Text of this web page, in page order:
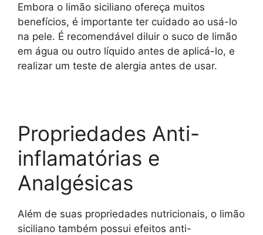
Embora o limão siciliano ofereça muitos
benefícios, é importante ter cuidado ao usá-lo
na pele. É recomendável diluir o suco de limão
em água ou outro líquido antes de aplicá-lo, e
realizar um teste de alergia antes de usar.
Propriedades Anti-
inflamatórias e
Analgésicas
Além de suas propriedades nutricionais, o limão
siciliano também possui efeitos anti-